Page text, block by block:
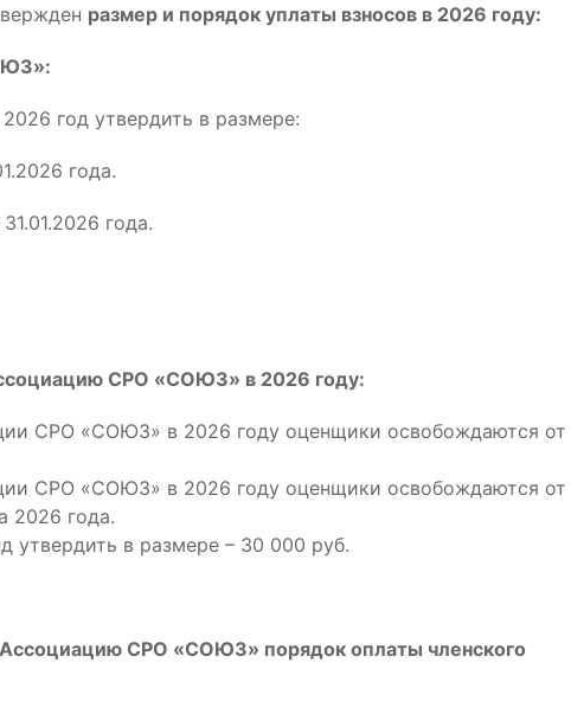
размер и порядок уплаты взносов в 2026 году:
год утвердить в размере:
года.
года.
СРО «СОЮЗ» в 2026 году:
СРО «СОЮЗ» в 2026 году оценщики освобождаются от
СРО «СОЮЗ» в 2026 году оценщики освобождаются от
2026 года.
в размере – 30 000 руб.
СРО «СОЮЗ» порядок оплаты членского